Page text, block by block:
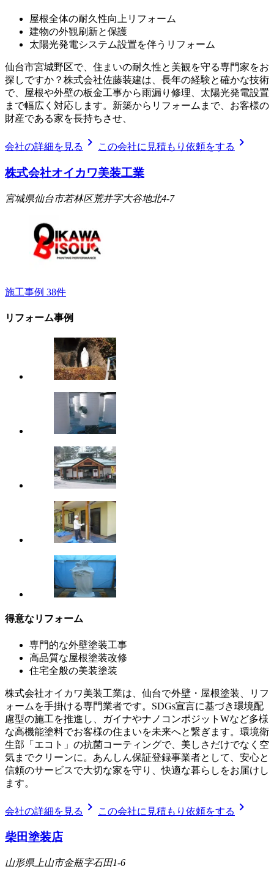
屋根全体の耐久性向上リフォーム
建物の外観刷新と保護
太陽光発電システム設置を伴うリフォーム
仙台市宮城野区で、住まいの耐久性と美観を守る専門家をお
探しですか？株式会社佐藤装建は、長年の経験と確かな技術
で、屋根や外壁の板金工事から雨漏り修理、太陽光発電設置
まで幅広く対応します。新築からリフォームまで、お客様の
財産である家を長持ちさせ、
会社の詳細を見る chevron_right この会社に見積もり依頼をする chevron_right
株式会社オイカワ美装工業
宮城県仙台市若林区荒井字大谷地北4-7
施工事例 38件
リフォーム事例
得意なリフォーム
専門的な外壁塗装工事
高品質な屋根塗装改修
住宅全般の美装塗装
株式会社オイカワ美装工業は、仙台で外壁・屋根塗装、リフ
ォームを手掛ける専門業者です。SDGs宣言に基づき環境配
慮型の施工を推進し、ガイナやナノコンポジットWなど多様
な高機能塗料でお客様の住まいを未来へと繋ぎます。環境衛
生部「エコト」の抗菌コーティングで、美しさだけでなく空
気までクリーンに。あんしん保証登録事業者として、安心と
信頼のサービスで大切な家を守り、快適な暮らしをお届けし
ます。
会社の詳細を見る chevron_right この会社に見積もり依頼をする chevron_right
柴田塗装店
山形県上山市金瓶字石田1-6